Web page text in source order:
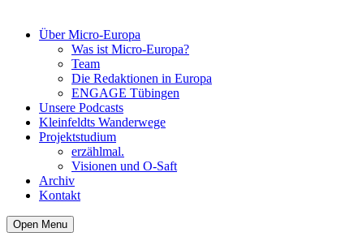
Über Micro-Europa
Was ist Micro-Europa?
Team
Die Redaktionen in Europa
ENGAGE Tübingen
Unsere Podcasts
Kleinfeldts Wanderwege
Projektstudium
erzählmal.
Visionen und O-Saft
Archiv
Kontakt
Open Menu